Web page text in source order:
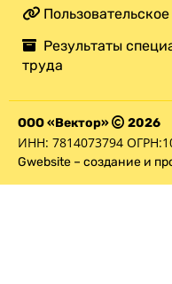
Результаты
труда
ООО «Вектор» 2026
ИНН: 7814073794
Gwebsite – создание и